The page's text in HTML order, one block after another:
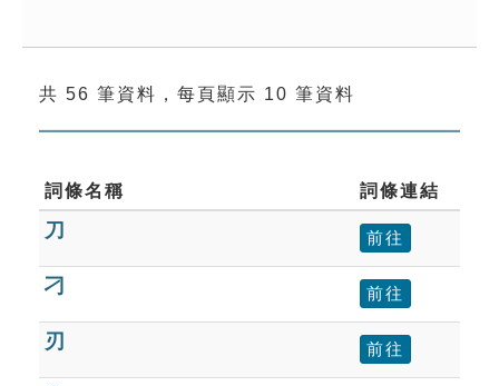
成語故事
索引選單
單字索引
生命大百科索引
遊戲專區
教學應用
共 56 筆資料，每頁顯示 10 筆資料
詞條名稱 詞條連結
刀 前往
刁 前往
刃 前往